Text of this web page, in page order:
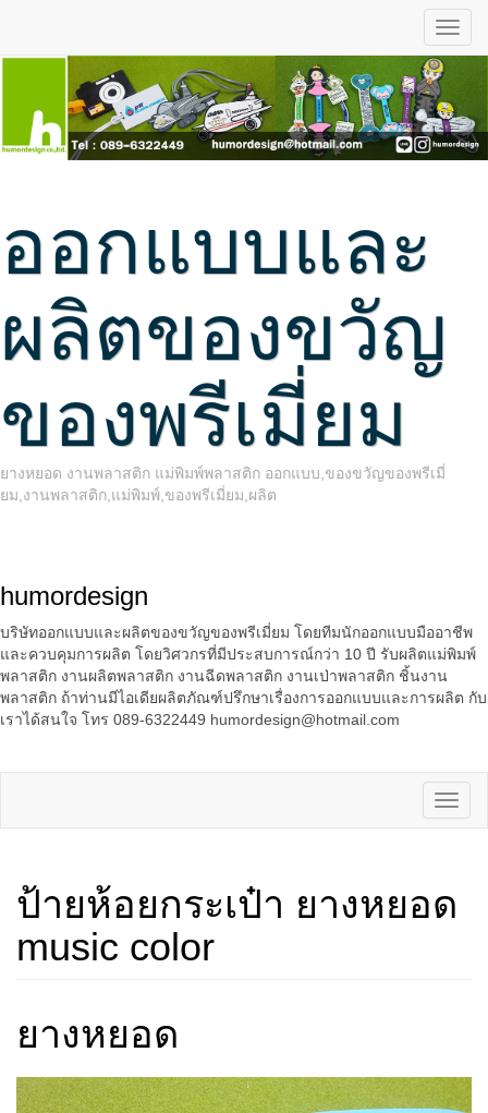
ออกแบบและ
ผลิตของขวัญ
ของพรีเมี่ยม
ยางหยอด งานพลาสติก แม่พิมพ์พลาสติก ออกแบบ,ของขวัญของพรีเมี่
ยม,งานพลาสติก,แม่พิมพ์,ของพรีเมี่ยม,ผลิต
humordesign
บริษัทออกแบบและผลิตของขวัญของพรีเมี่ยม โดยทีมนักออกแบบมืออาชีพ
และควบคุมการผลิต โดยวิศวกรที่มีประสบการณ์กว่า 10 ปี รับผลิตแม่พิมพ์
พลาสติก งานผลิตพลาสติก งานฉีดพลาสติก งานเป่าพลาสติก ชิ้นงาน
พลาสติก ถ้าท่านมีไอเดียผลิตภัณฑ์ปรึกษาเรื่องการออกแบบและการผลิต กับ
เราได้สนใจ โทร 089-6322449 humordesign@hotmail.com
ป้ายห้อยกระเป๋า ยางหยอด
music color
ยางหยอด